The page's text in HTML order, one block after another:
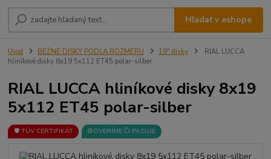
Hľadať v eshope
Úvod BEŽNÉ DISKY PODĽA ROZMERU 19" disky
RIAL LUCCA
hliníkové disky 8x19 5x112 ET45 polar-silber
RIAL LUCCA hliníkové disky 8x19
5x112 ET45 polar-silber
🛡️ TÜV CERTIFIKÁT ⚙️OVERÍME ČI PASUJE